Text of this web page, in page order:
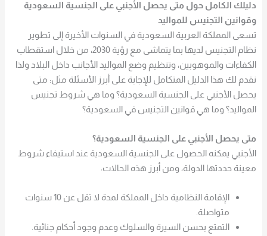
دليلك الكامل حول متى يحصل الأجنبي على الجنسية السعودية
وقوانين التجنيس للمواليد
تسعى المملكة العربية السعودية في السنوات الأخيرة إلى تطوير
نظام التجنيس لديها بما يتماشى مع رؤية 2030، من خلال استقطاب
الكفاءات والموهوبين، وتنظيم وضع المواليد الأجانب داخل البلاد ولذا
نقدم لك هذا الدليل المتكامل للإجابة على أبرز الأسئلة مثل: متى
يحصل الأجنبي على الجنسية السعودية؟ وما هي شروط تجنيس
المواليد؟ وما هي قوانين التجنيس في السعودية؟
متى يحصل الأجنبي على الجنسية السعودية؟
الأجنبي يمكنه الحصول على الجنسية السعودية عند استيفاء شروط
معينة حددتها الدولة، ومن أبرز هذه الحالات:
الإقامة النظامية داخل المملكة لمدة لا تقل عن 10 سنوات
متواصلة.
التمتع بحسن السيرة والسلوك وعدم وجود أحكام جنائية.